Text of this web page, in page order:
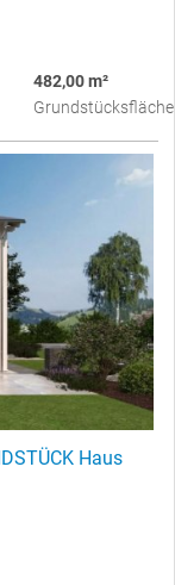
482,00 m²
Grundstücksfläche
Haus